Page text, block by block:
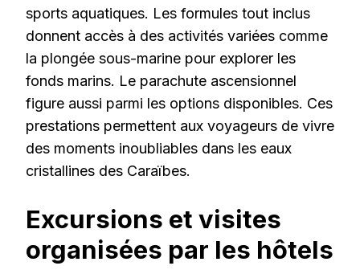
sports aquatiques. Les formules tout inclus
donnent accès à des activités variées comme
la plongée sous-marine pour explorer les
fonds marins. Le parachute ascensionnel
figure aussi parmi les options disponibles. Ces
prestations permettent aux voyageurs de vivre
des moments inoubliables dans les eaux
cristallines des Caraïbes.
Excursions et visites
organisées par les hôtels